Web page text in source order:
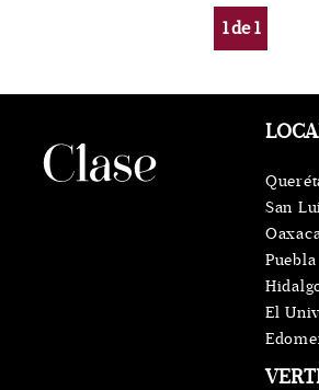
1de1
San
Puebla
El